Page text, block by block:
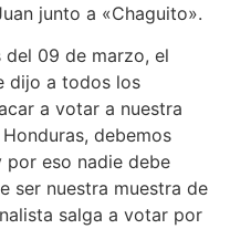
junto a «Chaguito».
del 09 de marzo, el
dijo a todos los
a votar a nuestra
debemos
eso nadie debe
ser nuestra muestra de
salga a votar por